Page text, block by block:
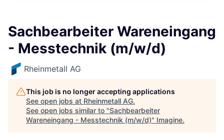
Sachbearbeiter Wareneingang
- Messtechnik (m/w/d)
Rheinmetall AG
This job is no longer accepting applications
See open jobs at Rheinmetall AG.
See open jobs similar to "Sachbearbeiter
Wareneingang - Messtechnik (m/w/d)" Imagine.